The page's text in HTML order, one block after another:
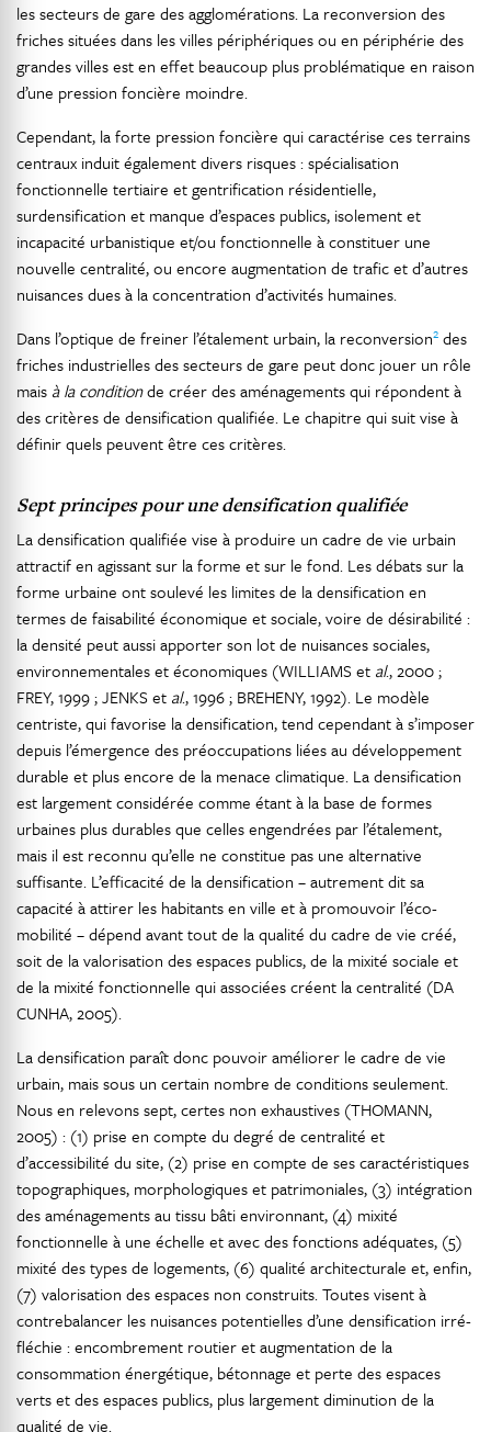
les secteurs de gare des agglomérations. La reconversion des
friches situées dans les villes périphériques ou en périphérie des
grandes villes est en effet beaucoup plus problématique en raison
d’une pression foncière moindre.
Cependant, la forte pression foncière qui caractérise ces terrains
centraux induit également divers risques : spécialisation
fonctionnelle tertiaire et gentrification résidentielle,
surdensification et manque d’espaces publics, isolement et
incapacité urbanistique et/ou fonctionnelle à constituer une
nouvelle centralité, ou encore augmentation de trafic et d’autres
nuisances dues à la concentration d’activités humaines.
Dans l’optique de freiner l’étalement urbain, la reconversion2 des
friches industrielles des secteurs de gare peut donc jouer un rôle
mais à la conditionde créer des aménagements qui répondent à
des critères de densification qualifiée. Le chapitre qui suit vise à
définir quels peuvent être ces critères.
Sept principes pour une densification qualifiée
La densification qualifiée vise à produire un cadre de vie urbain
attractif en agissant sur la forme et sur le fond. Les débats sur la
forme urbaine ont soulevé les limites de la densification en
termes de faisabilité économique et sociale, voire de désirabilité :
la densité peut aussi apporter son lot de nuisances sociales,
environnementales et économiques (WILLIAMS et al., 2000 ;
FREY, 1999 ; JENKS et al., 1996 ; BREHENY, 1992). Le modèle
centriste, qui favorise la densification, tend cependant à s’imposer
depuis l’émergence des préoccupations liées au développement
durable et plus encore de la menace climatique. La densification
est largement considérée comme étant à la base de formes
urbaines plus durables que celles engendrées par l’étalement,
mais il est reconnu qu’elle ne constitue pas une alternative
suffisante. L’efficacité de la densification – autrement dit sa
capacité à attirer les habitants en ville et à promouvoir l’éco-
mobilité – dépend avant tout de la qualité du cadre de vie créé,
soit de la valorisation des espaces publics, de la mixité sociale et
de la mixité fonctionnelle qui associées créent la centralité (DA
CUNHA, 2005).
La densification paraît donc pouvoir améliorer le cadre de vie
urbain, mais sous un certain nombre de conditions seulement.
Nous en relevons sept, certes non exhaustives (THOMANN,
2005) : (1) prise en compte du degré de centralité et
d’accessibilité du site, (2) prise en compte de ses caractéristiques
topographiques, morphologiques et patrimoniales, (3) intégration
des aménagements au tissu bâti environnant, (4) mixité
fonctionnelle à une échelle et avec des fonctions adéquates, (5)
mixité des types de logements, (6) qualité architecturale et, enfin,
(7) valorisation des espaces non construits. Toutes visent à
contrebalancer les nuisances potentielles d’une densification irré-
fléchie : encombrement routier et augmentation de la
consommation énergétique, bétonnage et perte des espaces
verts et des espaces publics, plus largement diminution de la
qualité de vie.